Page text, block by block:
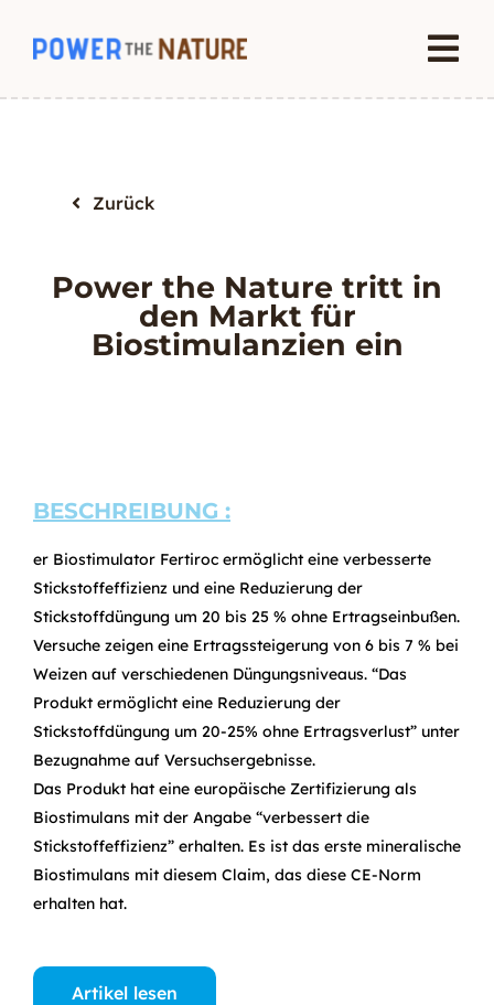
Patent
Unser Engagement
Zurück
Power the Nature tritt in
den Markt für
Biostimulanzien ein
BESCHREIBUNG :
er Biostimulator Fertiroc ermöglicht eine verbesserte
Stickstoffeffizienz und eine Reduzierung der
Stickstoffdüngung um 20 bis 25 % ohne Ertragseinbußen.
Versuche zeigen eine Ertragssteigerung von 6 bis 7 % bei
Weizen auf verschiedenen Düngungsniveaus. “Das
Produkt ermöglicht eine Reduzierung der
Stickstoffdüngung um 20-25% ohne Ertragsverlust” unter
Bezugnahme auf Versuchsergebnisse.
Das Produkt hat eine europäische Zertifizierung als
Biostimulans mit der Angabe “verbessert die
Stickstoffeffizienz” erhalten. Es ist das erste mineralische
Biostimulans mit diesem Claim, das diese CE-Norm
erhalten hat.
Artikel lesen